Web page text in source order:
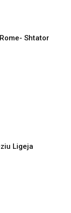
Shtator
Ligeja